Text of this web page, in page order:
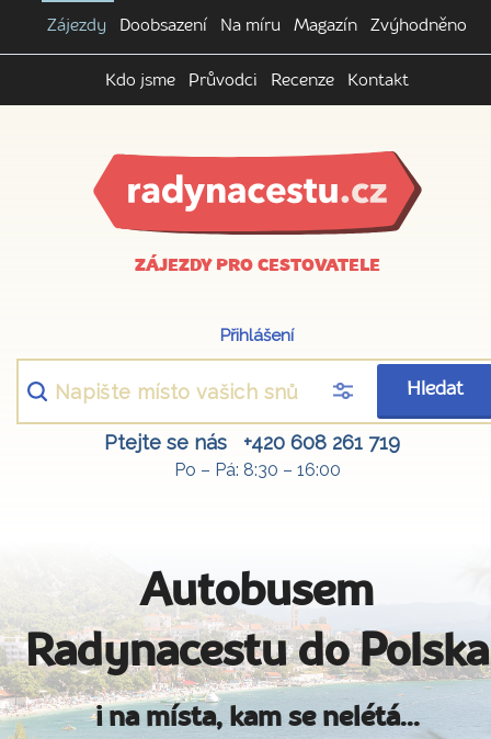
Zájezdy Doobsazení Na míru Magazín Zvýhodněno
Kdo jsme Průvodci Recenze Kontakt
ZÁJEZDY PRO CESTOVATELE
Přihlášení
Hledat
Ptejte se nás +420 608 261 719
Po – Pá: 8:30 – 16:00
Autobusem
Radynacestu do Polska
i na místa, kam se nelétá...